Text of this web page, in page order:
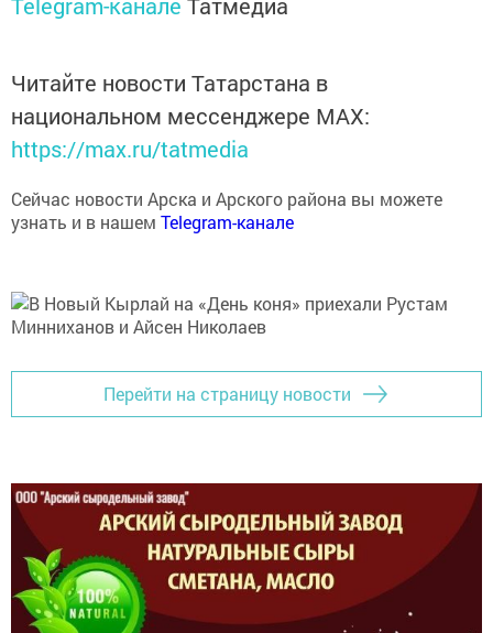
Читайте новости Татарстана в
национальном мессенджере MАХ:
https://max.ru/tatmedia
узнать и в нашемTelegram-канале
Перейти на страницу новости